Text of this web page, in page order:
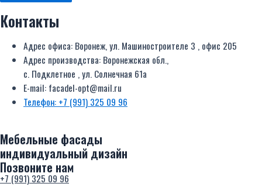
Контакты
Адрес офиса: Воронеж, ул. Машиностроителе 3 , офис 205
Адрес производства: Воронежская обл.,
с. Подклетное , ул. Солнечная 61а
E-mail: facadel-opt@mail.ru
Телефон: +7 (991) 325 09 96
Мебельные фасады
индивидуальный дизайн
Позвоните нам
+7 (991) 325 09 96